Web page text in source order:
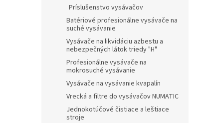
Príslušenstvo vysávačov
Batériové profesionálne vysávače na
suché vysávanie
Vysávače na likvidáciu azbestu a
nebezpečných látok triedy "H"
Profesionálne vysávače na
mokrosuché vysávanie
Vysávače na vysávanie kvapalín
Vrecká a filtre do vysávačov NUMATIC
Jednokotúčové čistiace a leštiace
stroje